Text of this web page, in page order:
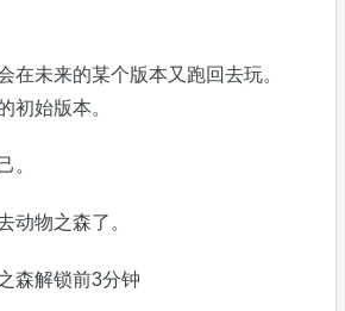
在未来的某个版本又跑回去玩。
初始版本。
。
动物之森了。
森解锁前3分钟